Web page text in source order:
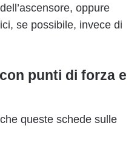
oppure
se possibile, invece di
punti di forza e
queste schede sulle